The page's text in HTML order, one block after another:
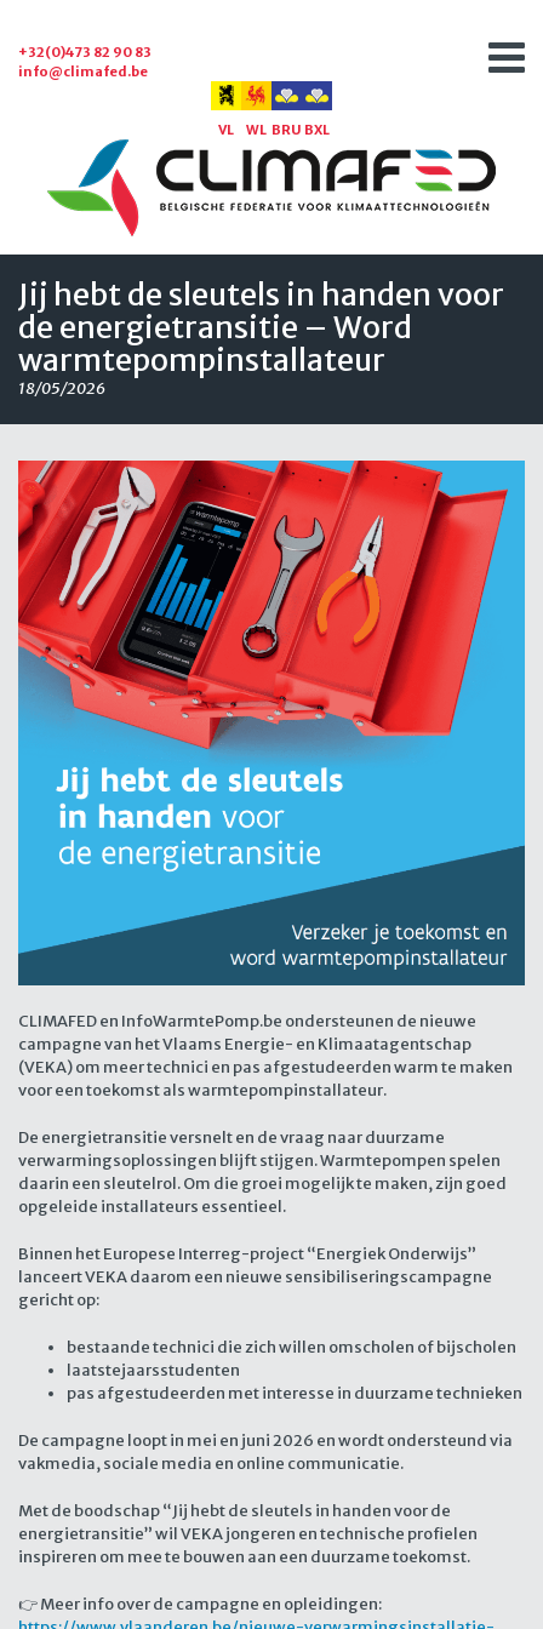
+32(0)473 82 90 83
info@climafed.be
VL WL BRU BXL
Jij hebt de sleutels in handen voor
de energietransitie – Word
warmtepompinstallateur
18/05/2026
CLIMAFED en InfoWarmtePomp.be ondersteunen de nieuwe
campagne van het Vlaams Energie- en Klimaatagentschap
(VEKA) om meer technici en pas afgestudeerden warm te maken
voor een toekomst als warmtepompinstallateur.
De energietransitie versnelt en de vraag naar duurzame
verwarmingsoplossingen blijft stijgen. Warmtepompen spelen
daarin een sleutelrol. Om die groei mogelijk te maken, zijn goed
opgeleide installateurs essentieel.
Binnen het Europese Interreg-project “Energiek Onderwijs”
lanceert VEKA daarom een nieuwe sensibiliseringscampagne
gericht op:
bestaande technici die zich willen omscholen of bijscholen
laatstejaarsstudenten
pas afgestudeerden met interesse in duurzame technieken
De campagne loopt in mei en juni 2026 en wordt ondersteund via
vakmedia, sociale media en online communicatie.
Met de boodschap “Jij hebt de sleutels in handen voor de
energietransitie” wil VEKA jongeren en technische profielen
inspireren om mee te bouwen aan een duurzame toekomst.
👉 Meer info over de campagne en opleidingen: